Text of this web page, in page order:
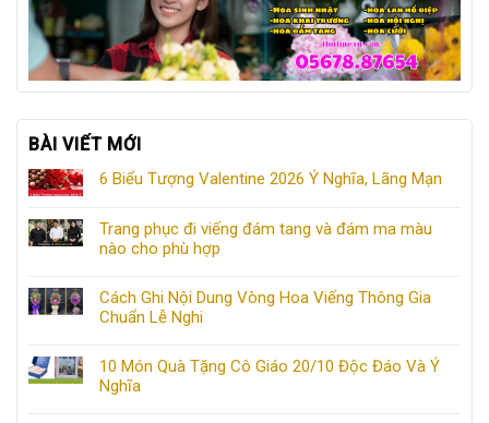
BÀI VIẾT MỚI
6 Biểu Tượng Valentine 2026 Ý Nghĩa, Lãng Mạn
Trang phục đi viếng đám tang và đám ma màu
nào cho phù hợp
Cách Ghi Nội Dung Vòng Hoa Viếng Thông Gia
Chuẩn Lễ Nghi
10 Món Quà Tặng Cô Giáo 20/10 Độc Đáo Và Ý
Nghĩa